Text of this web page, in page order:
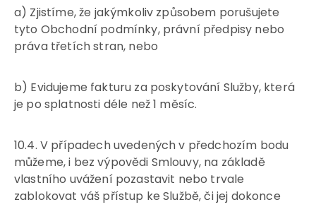
a) Zjistíme, že jakýmkoliv způsobem porušujete
tyto Obchodní podmínky, právní předpisy nebo
práva třetích stran, nebo
b) Evidujeme fakturu za poskytování Služby, která
je po splatnosti déle než 1 měsíc.
10.4. V případech uvedených v předchozím bodu
můžeme, i bez výpovědi Smlouvy, na základě
vlastního uvážení pozastavit nebo trvale
zablokovat váš přístup ke Službě, či jej dokonce